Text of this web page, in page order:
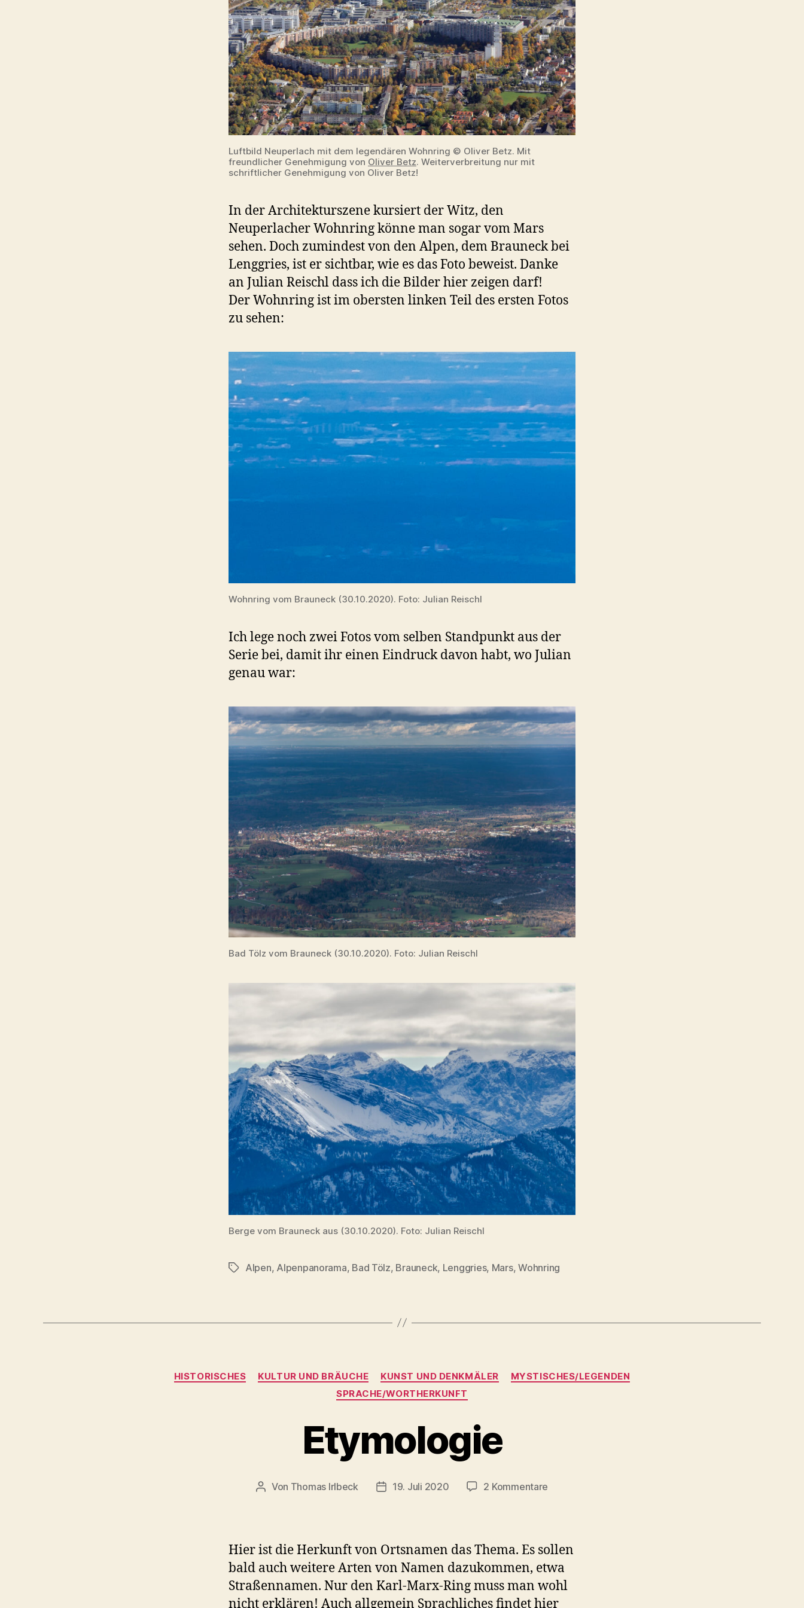
Luftbild Neuperlach mit dem legendären Wohnring © Oliver Betz. Mit
freundlicher Genehmigung von Oliver Betz. Weiterverbreitung nur mit
schriftlicher Genehmigung von Oliver Betz!
In der Architekturszene kursiert der Witz, den
Neuperlacher Wohnring könne man sogar vom Mars
sehen. Doch zumindest von den Alpen, dem Brauneck bei
Lenggries, ist er sichtbar, wie es das Foto beweist. Danke
an Julian Reischl dass ich die Bilder hier zeigen darf!
Der Wohnring ist im obersten linken Teil des ersten Fotos
zu sehen:
Wohnring vom Brauneck (30.10.2020). Foto: Julian Reischl
Ich lege noch zwei Fotos vom selben Standpunkt aus der
Serie bei, damit ihr einen Eindruck davon habt, wo Julian
genau war:
Bad Tölz vom Brauneck (30.10.2020). Foto: Julian Reischl
Berge vom Brauneck aus (30.10.2020). Foto: Julian Reischl
Schlagwörter
Alpen, Alpenpanorama, Bad Tölz, Brauneck, Lenggries, Mars,Wohnring
Kategorien
HISTORISCHES KULTUR UND BRÄUCHE KUNST UND DENKMÄLER
MYSTISCHES/LEGENDEN
SPRACHE/WORTHERKUNFT
Etymologie
Beitragsautor
Von Thomas Irlbeck Veröffentlichungsdatum
19. Juli 2020 2 Kommentare
Hier ist die Herkunft von Ortsnamen das Thema. Es sollen
bald auch weitere Arten von Namen dazukommen, etwa
Straßennamen. Nur den Karl-Marx-Ring muss man wohl
nicht erklären! Auch allgemein Sprachliches findet hier